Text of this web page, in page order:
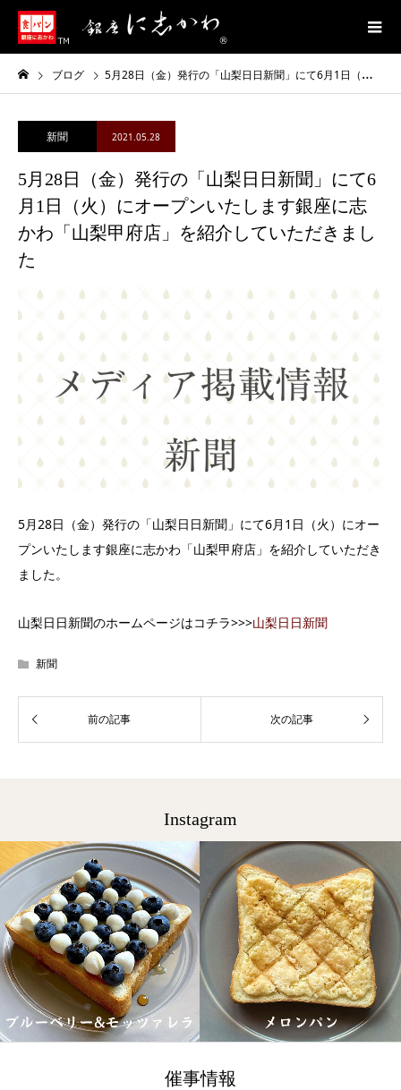
ブログ 5月28日（金）発行の「山梨日日新聞」にて6月1日（火）にオープンいたします銀座に志かわ「山梨甲府店」を紹介していただきました
新聞 2021.05.28
5月28日（金）発行の「山梨日日新聞」にて6
月1日（火）にオープンいたします銀座に志
かわ「山梨甲府店」を紹介していただきまし
た
5月28日（金）発行の「山梨日日新聞」にて6月1日（火）にオー
プンいたします銀座に志かわ「山梨甲府店」を紹介していただき
ました。
山梨日日新聞のホームページはコチラ>>>山梨日日新聞
新聞
Instagram
催事情報